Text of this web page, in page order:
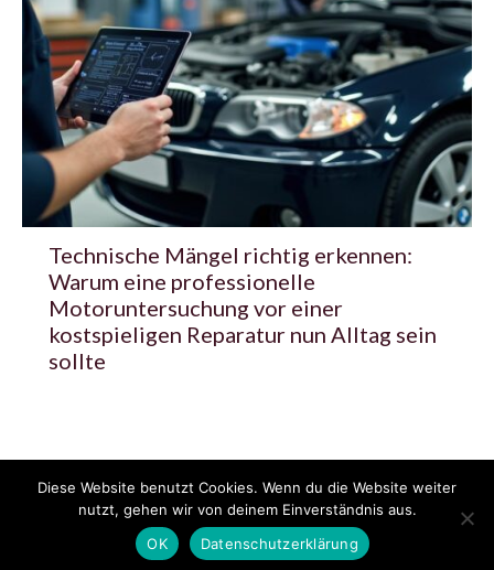
Technische Mängel richtig erkennen:
Warum eine professionelle
Motoruntersuchung vor einer
kostspieligen Reparatur nun Alltag sein
sollte
© 2020 - 2025 Copyright - KFZzeitung.com
Datenschutzerklärung FAQ Kontakt Impressum
Pressemitteilung veröffentlichen
Diese Website benutzt Cookies. Wenn du die Website weiter
nutzt, gehen wir von deinem Einverständnis aus.
OK
Datenschutzerklärung